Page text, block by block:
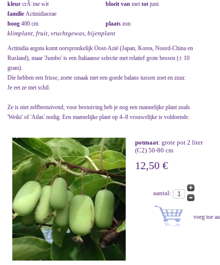
kleur crÃ¨me wit bloeit van mei tot juni
familie Actinidiaceae
hoog 400 cm plaats zon
klimplant, fruit, vruchtgewas, bijenplant
Actinidia arguta komt oorspronkelijk Oost-Azië (Japan, Korea, Noord-China en
Rusland), maar 'Jumbo' is een Italiaanse selectie met relatief grote bessen (± 10
gram).
Die hebben een frisse, zoete smaak met een goede balans tussen zoet en zuur.
Je eet ze met schil.
Ze is niet zelfbestuivend, voor bestuiving heb je nog een mannelijke plant zoals
'Weiki' of 'Atlas' nodig. Een mannelijke plant op 4–8 vrouwelijke is voldoende.
potmaat: grote pot 2 liter
(C2) 50-80 cm
12,50 €
aantal: